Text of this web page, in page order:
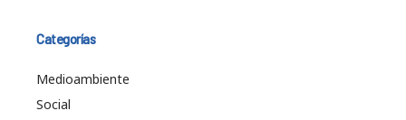
Categorías
Medioambiente
Social